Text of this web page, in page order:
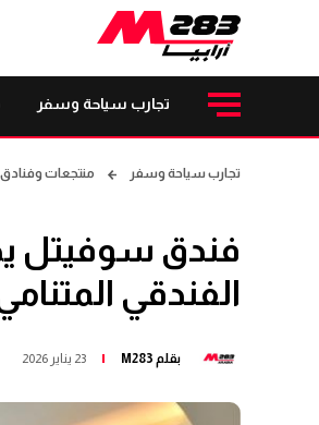
تجارب سياحة وسفر
تجارب سياحة وسفر منتجعات
فندق سوفيتل
الفندقي
بقلم M283 23 يناير 2026